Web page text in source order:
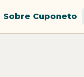
Sobre Cuponeto